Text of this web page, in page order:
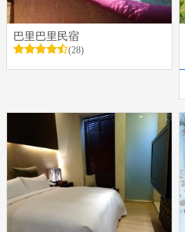
巴里巴里民宿
(28)